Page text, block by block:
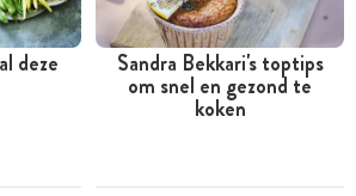
deze Sandra Bekkari's toptips
om snel en gezond te
koken